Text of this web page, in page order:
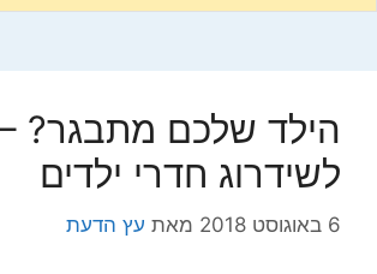
הילד שלכם מתבגר?
לשידרוג חדרי ילדים
6 באוגוסט 2018 מאת עץ הדעת